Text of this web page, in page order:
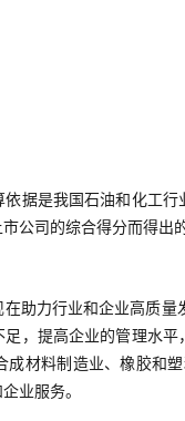
据是我国石油和化工
公司的综合得分而得
助力行业和企业高质
，提高企业的管理水
成材料制造业、橡胶和
业服务。